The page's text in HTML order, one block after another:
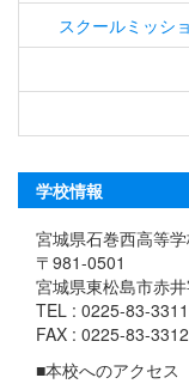
スクールミッシ
学校情報
宮城県石巻西高等
〒981-0501
宮城県東松島市赤
TEL : 0225-83-3311
FAX : 0225-83-3312
■本校へのアクセス